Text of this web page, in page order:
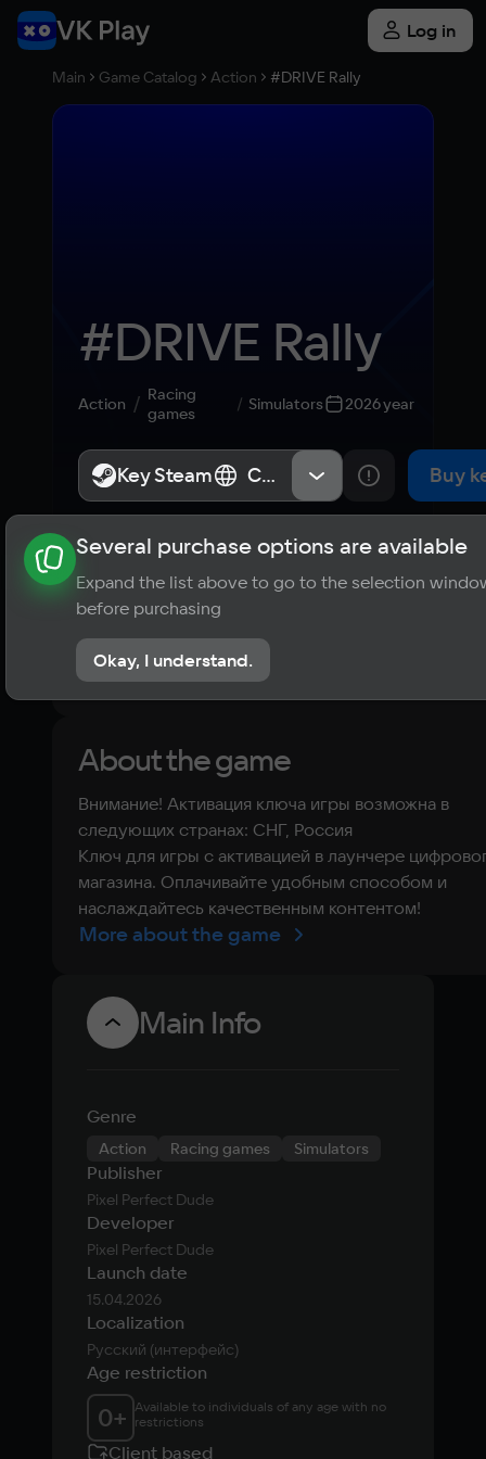
Log in
Main Game Catalog Action #DRIVE Rally
#DRIVE Rally
Action
Racing
games
Simulators 2026 year
Key Steam СНГ, Россия Buy
About the game News Requirements
? Player ratings
No reviews
About the game
Внимание! Активация ключа игры возможна в
следующих странах: СНГ, Россия
Ключ для игры с активацией в лаунчере
магазина. Оплачивайте удобным способом и
наслаждайтесь качественным контентом!
More about the game
Main Info
Genre
Action Racing games Simulators
Publisher
Pixel Perfect Dude
Developer
Pixel Perfect Dude
Launch date
15.04.2026
Localization
Русский (интерфейс)
Age restriction
0+ Available to individuals of any age with no
restrictions
Client based
Key Steam СНГ, Россия
Several purchase options are available
Expand the list above to go to the selection
before purchasing
Okay, I understand.